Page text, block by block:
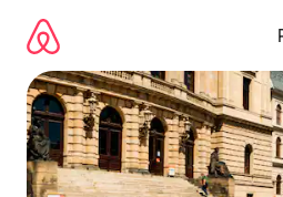
directement
contenu